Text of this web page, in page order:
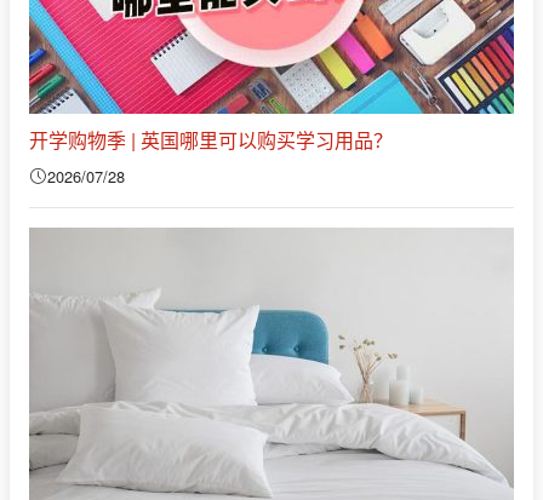
开学购物季 | 英国哪里可以购买学习用品？
2026/07/28